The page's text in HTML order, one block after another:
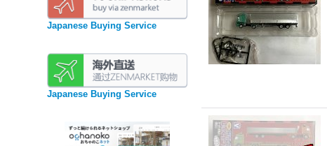
Japanese Buying Service
Japanese Buying Service